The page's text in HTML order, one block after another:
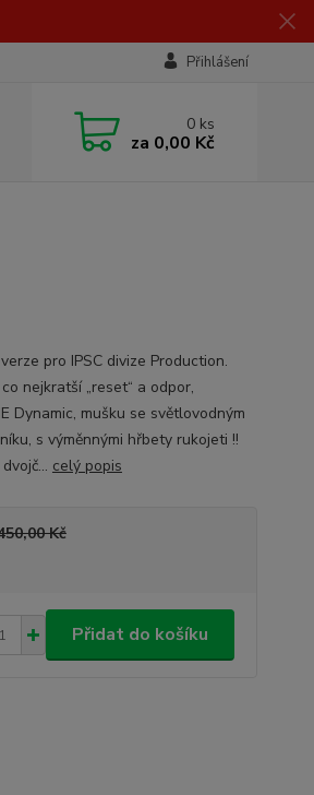
Přihlášení
0 ks
za 0,00 Kč
pro IPSC divize Production.
nejkratší „reset“ a odpor,
Dynamic, mušku se světlovodným
s výměnnými hřbety rukojeti !!
celý popis
Kč
Přidat do košíku